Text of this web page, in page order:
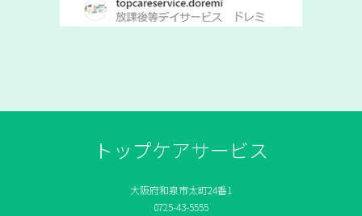
トップケアサービス
大阪府和泉市太町24番1
0725-43-5555